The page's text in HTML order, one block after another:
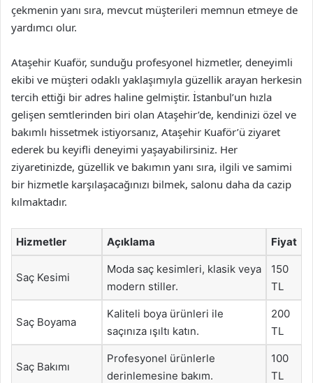
çekmenin yanı sıra, mevcut müşterileri memnun etmeye de
yardımcı olur.
Ataşehir Kuaför, sunduğu profesyonel hizmetler, deneyimli
ekibi ve müşteri odaklı yaklaşımıyla güzellik arayan herkesin
tercih ettiği bir adres haline gelmiştir. İstanbul’un hızla
gelişen semtlerinden biri olan Ataşehir’de, kendinizi özel ve
bakımlı hissetmek istiyorsanız, Ataşehir Kuaför’ü ziyaret
ederek bu keyifli deneyimi yaşayabilirsiniz. Her
ziyaretinizde, güzellik ve bakımın yanı sıra, ilgili ve samimi
bir hizmetle karşılaşacağınızı bilmek, salonu daha da cazip
kılmaktadır.
Hizmetler Açıklama Fiyat
Saç Kesimi
Moda saç kesimleri, klasik veya
modern stiller.
150
TL
Saç Boyama
Kaliteli boya ürünleri ile
saçınıza ışıltı katın.
200
TL
Saç Bakımı
Profesyonel ürünlerle
derinlemesine bakım.
100
TL